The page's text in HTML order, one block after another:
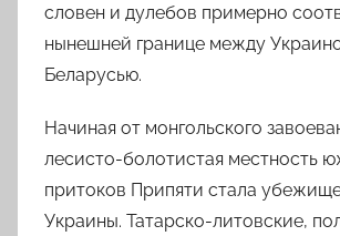
словен и дулебов примерно
нынешней границе между
Беларусью.
Начиная от монгольского
лесисто-болотистая местность
притоков Припяти стала
Украины. Татарско-литовские,